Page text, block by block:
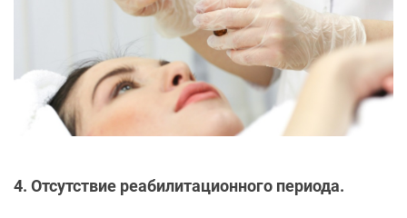
4. Отсутствие реабилитационного периода.